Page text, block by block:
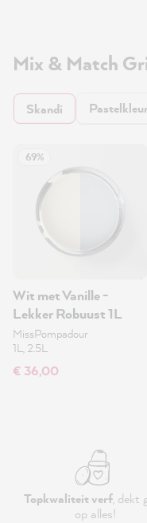
Mix & Match
Skandi
69%
Wit met Vanille -
Lekker Robuust 1L
MissPompadour
1L, 2.5L
€ 36,00
Topkwaliteit verf, dekt
op alles!